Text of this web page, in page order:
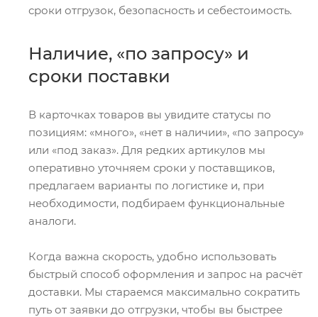
сроки отгрузок, безопасность и себестоимость.
Наличие, «по запросу» и
сроки поставки
В карточках товаров вы увидите статусы по
позициям: «много», «нет в наличии», «по запросу»
или «под заказ». Для редких артикулов мы
оперативно уточняем сроки у поставщиков,
предлагаем варианты по логистике и, при
необходимости, подбираем функциональные
аналоги.
Когда важна скорость, удобно использовать
быстрый способ оформления и запрос на расчёт
доставки. Мы стараемся максимально сократить
путь от заявки до отгрузки, чтобы вы быстрее